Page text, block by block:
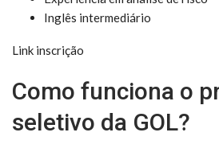
Inglês intermediário
Link inscrição
Como funciona o
seletivo da GOL?